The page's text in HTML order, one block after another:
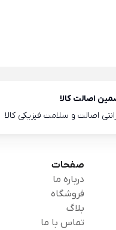
اصالت کالا
اصالت و سلامت فیزیکی کالا
صفحات
درباره ما
فروشگاه
بلاگ
تماس با ما